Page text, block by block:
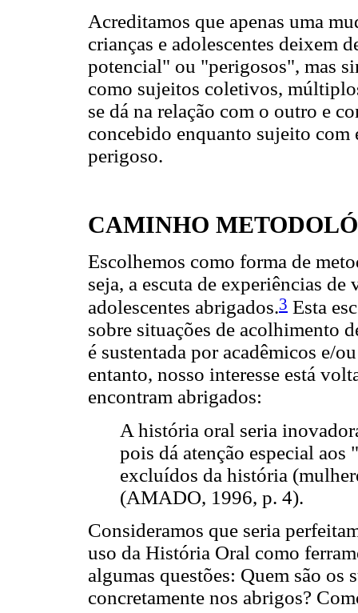
Acreditamos que apenas uma
crianças e adolescentes deixem
potencial" ou "perigosos", mas
como sujeitos coletivos,
se dá na relação com o outro e
concebido enquanto sujeito com
perigoso.
CAMINHO
Escolhemos como forma de
seja, a escuta de experiências
adolescentes abrigados.3 Esta
sobre situações de acolhimento
é sustentada por acadêmicos e/
entanto, nosso interesse está
encontram abrigados:
A história oral seria
pois dá atenção especial
excluídos da história
(AMADO, 1996, p. 4).
Consideramos que seria
uso da História Oral como
algumas questões: Quem são
concretamente nos abrigos?